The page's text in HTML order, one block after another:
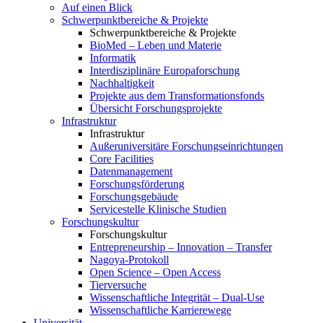
Auf einen Blick
Schwerpunktbereiche & Projekte
Schwerpunktbereiche & Projekte
BioMed – Leben und Materie
Informatik
Interdisziplinäre Europaforschung
Nachhaltigkeit
Projekte aus dem Transformationsfonds
Übersicht Forschungsprojekte
Infrastruktur
Infrastruktur
Außeruniversitäre Forschungseinrichtungen
Core Facilities
Datenmanagement
Forschungsförderung
Forschungsgebäude
Servicestelle Klinische Studien
Forschungskultur
Forschungskultur
Entrepreneurship – Innovation – Transfer
Nagoya-Protokoll
Open Science – Open Access
Tierversuche
Wissenschaftliche Integrität – Dual-Use
Wissenschaftliche Karrierewege